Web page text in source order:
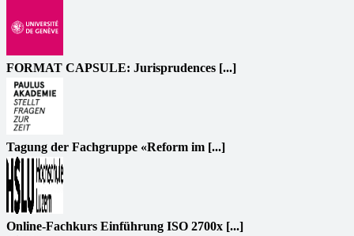
FORMAT CAPSULE: Jurisprudences [...]
Tagung der Fachgruppe «Reform im [...]
Online-Fachkurs Einführung ISO 2700x [...]